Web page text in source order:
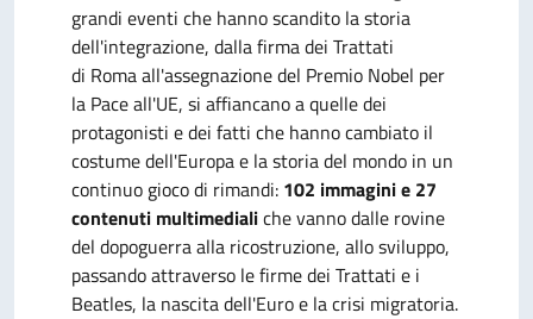
grandi eventi che hanno scandito la storia
dell'integrazione, dalla firma dei Trattati
di Roma all'assegnazione del Premio Nobel per
la Pace all'UE, si affiancano a quelle dei
protagonisti e dei fatti che hanno cambiato il
costume dell'Europa e la storia del mondo in un
continuo gioco di rimandi: 102 immagini e 27
contenuti multimedialiche vanno dalle rovine
del dopoguerra alla ricostruzione, allo sviluppo,
passando attraverso le firme dei Trattati e i
Beatles, la nascita dell'Euro e la crisi migratoria.